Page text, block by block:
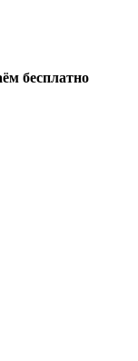
бесплатно